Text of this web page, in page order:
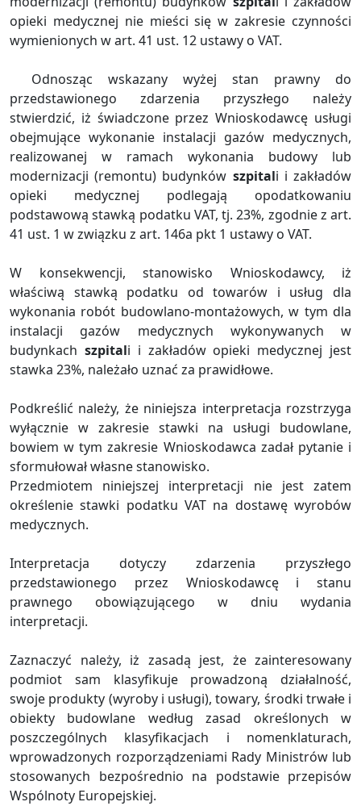
opieki medycznej nie mieści się w zakresie czynności
wymienionych w art. 41 ust. 12 ustawy o VAT.
Odnosząc wskazany wyżej stan prawny do
przedstawionego zdarzenia przyszłego należy
stwierdzić, iż świadczone przez Wnioskodawcę usługi
obejmujące wykonanie instalacji gazów medycznych,
realizowanej w ramach wykonania budowy lub
modernizacji (remontu) budynków szpitali i zakładów
opieki medycznej podlegają opodatkowaniu
podstawową stawką podatku VAT, tj. 23%, zgodnie z art.
41 ust. 1 w związku z art. 146a pkt 1 ustawy o VAT.
W konsekwencji, stanowisko Wnioskodawcy, iż
właściwą stawką podatku od towarów i usług dla
wykonania robót budowlano-montażowych, w tym dla
instalacji gazów medycznych wykonywanych w
budynkach szpitali i zakładów opieki medycznej jest
stawka 23%, należało uznać za prawidłowe.
Podkreślić należy, że niniejsza interpretacja rozstrzyga
wyłącznie w zakresie stawki na usługi budowlane,
bowiem w tym zakresie Wnioskodawca zadał pytanie i
sformułował własne stanowisko.
Przedmiotem niniejszej interpretacji nie jest zatem
określenie stawki podatku VAT na dostawę wyrobów
medycznych.
Interpretacja dotyczy zdarzenia przyszłego
przedstawionego przez Wnioskodawcę i stanu
prawnego obowiązującego w dniu wydania
interpretacji.
Zaznaczyć należy, iż zasadą jest, że zainteresowany
podmiot sam klasyfikuje prowadzoną działalność,
swoje produkty (wyroby i usługi), towary, środki trwałe i
obiekty budowlane według zasad określonych w
poszczególnych klasyfikacjach i nomenklaturach,
wprowadzonych rozporządzeniami Rady Ministrów lub
stosowanych bezpośrednio na podstawie przepisów
Wspólnoty Europejskiej.